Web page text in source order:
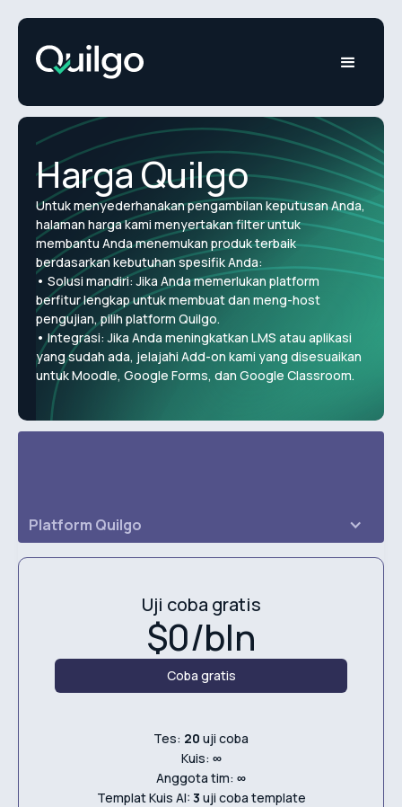
Harga Quilgo
Untuk menyederhanakan pengambilan keputusan Anda,
halaman harga kami menyertakan filter untuk
membantu Anda menemukan produk terbaik
berdasarkan kebutuhan spesifik Anda:
• Solusi mandiri: Jika Anda memerlukan platform
berfitur lengkap untuk membuat dan meng-host
pengujian, pilih platform Quilgo.
• Integrasi: Jika Anda meningkatkan LMS atau aplikasi
yang sudah ada, jelajahi Add-on kami yang disesuaikan
untuk Moodle, Google Forms, dan Google Classroom.
Platform Quilgo
Uji coba gratis
$0/bln
Coba gratis
Tes: 20 uji coba
Kuis: ∞
Anggota tim: ∞
Templat Kuis AI: 3 uji coba template